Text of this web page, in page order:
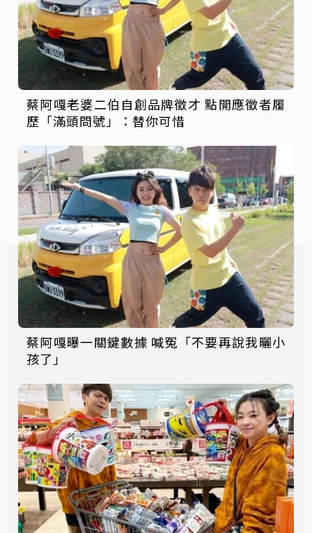
蔡阿嘎老婆二伯自創品牌徵才 點開應徵者履
歷「滿頭問號」：替你可惜
蔡阿嘎曝一關鍵數據 喊冤「不要再說我曬小
孩了」